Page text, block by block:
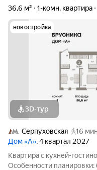
36,6 м²
1-комн. квартира
новостройка
3D-тур
Серпуховская
16
Дом «А», 4 квартал 2027
Квартира с кухней-
Особенности планировки: